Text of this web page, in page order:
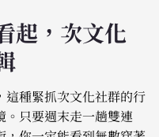
起，次文化
這種緊抓次文化社群的行
只要週末走一趟雙連